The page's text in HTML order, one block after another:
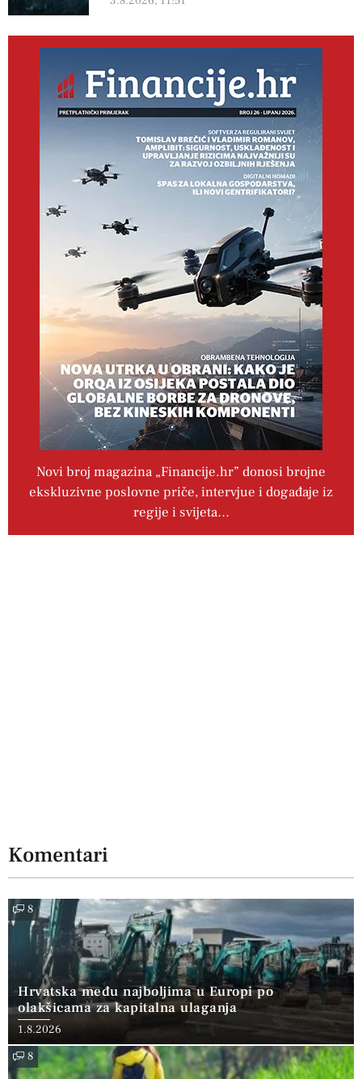
Novi broj magazina „Financije.hr” donosi brojne
ekskluzivne poslovne priče, intervjue i događaje iz
regije i svijeta…
Komentari
8
Hrvatska među najboljima u Europi po
olakšicama za kapitalna ulaganja
1.8.2026
8